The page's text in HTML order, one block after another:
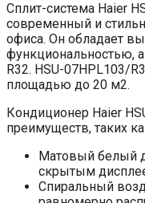
Сплит-система Haier
современный и
офиса. Он обладает
функциональностью,
R32. HSU-07HPL103/
площадью до 20 м2.
Кондиционер Haier
преимуществ, таких
Матовый белый
скрытым
Спиральный